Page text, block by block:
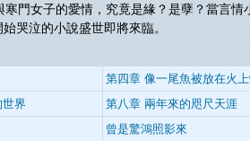
門女子的愛情，究竟是緣？是孽？當言情
開始哭泣的小說盛世即將來臨。
第四章 像一尾魚被放在火
界
第八章 兩年來的咫尺天涯
曾是驚鴻照影來